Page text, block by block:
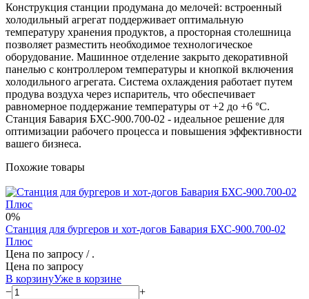
Конструкция станции продумана до мелочей: встроенный
холодильный агрегат поддерживает оптимальную
температуру хранения продуктов, а просторная столешница
позволяет разместить необходимое технологическое
оборудование. Машинное отделение закрыто декоративной
панелью с контроллером температуры и кнопкой включения
холодильного агрегата. Система охлаждения работает путем
продува воздуха через испаритель, что обеспечивает
равномерное поддержание температуры от +2 до +6 °С.
Станция Бавария БХС-900.700-02 - идеальное решение для
оптимизации рабочего процесса и повышения эффективности
вашего бизнеса.
Похожие товары
0%
Станция для бургеров и хот-догов Бавария БХС-900.700-02
Плюс
Цена по запросу / .
Цена по запросу
В корзинуУже в корзине
−
+